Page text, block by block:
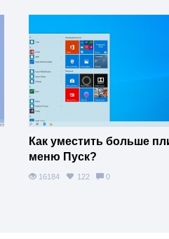
Как уместить больше
меню Пуск?
16184 122 0